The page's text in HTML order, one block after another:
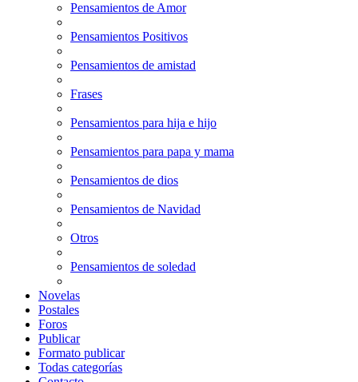
Pensamientos de Amor
Pensamientos Positivos
Pensamientos de amistad
Frases
Pensamientos para hija e hijo
Pensamientos para papa y mama
Pensamientos de dios
Pensamientos de Navidad
Otros
Pensamientos de soledad
Novelas
Postales
Foros
Publicar
Formato publicar
Todas categorías